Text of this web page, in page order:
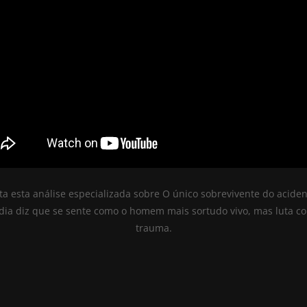
esta análise especializada sobre O único sobrevivente do
diz que se sente como o homem mais sortudo vivo, mas luta
trauma.